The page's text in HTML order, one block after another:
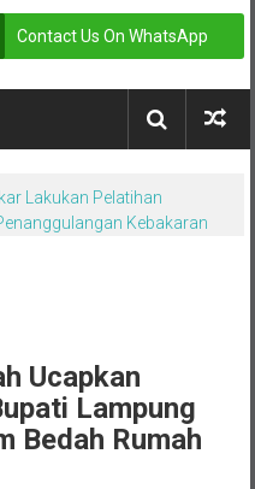
Contact Us On WhatsApp
Lakukan Pelatihan
Kebakaran
Ucapkan
Lampung
Bedah Rumah